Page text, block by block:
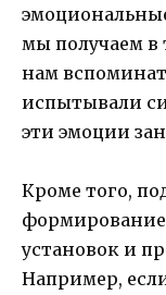
мы получаем в
нам
испытывали
эти эмоции
Кроме того,
установок и
Например,